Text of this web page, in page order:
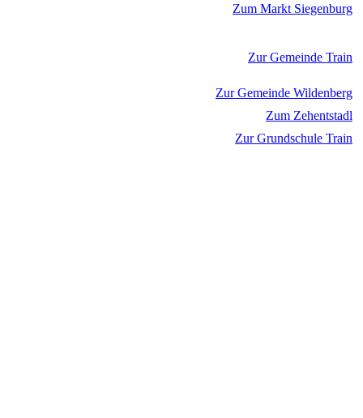
Zum Markt Siegenburg
Zur Gemeinde Train
Zur Gemeinde Wildenberg
Zum Zehentstadl
Zur Grundschule Train